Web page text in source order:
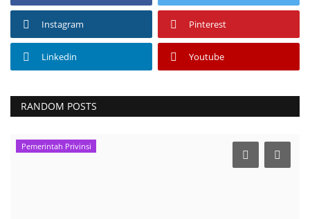
Instagram Pinterest
Linkedin Youtube
RANDOM POSTS
Pemerintah Privinsi